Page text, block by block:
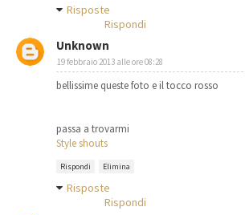
Risposte
Rispondi
Unknown
19 febbraio 2013 alle ore 08:28
bellissime queste foto e il tocco rosso
passa a trovarmi
Style shouts
Rispondi Elimina
Risposte
Rispondi